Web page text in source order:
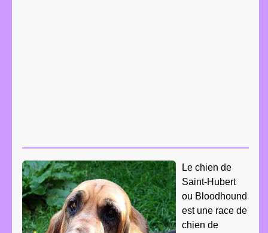
Le chien de
Saint-Hubert
ou Bloodhound
est une race de
chien de